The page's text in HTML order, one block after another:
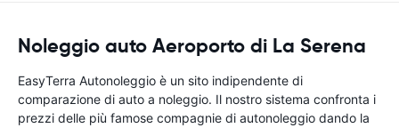
Noleggio auto Aeroporto di La Serena
EasyTerra Autonoleggio è un sito indipendente di
comparazione di auto a noleggio. Il nostro sistema confronta i
prezzi delle più famose compagnie di autonoleggio dando la